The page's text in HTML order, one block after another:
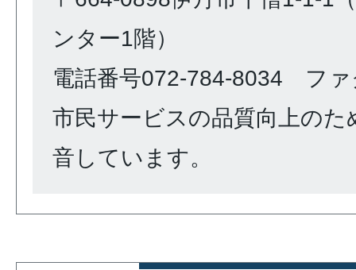
ンター1階）
電話番号072-784-8034 ファ
市民サービスの品質向上のた
音しています。